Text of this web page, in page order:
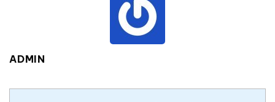
ADMIN